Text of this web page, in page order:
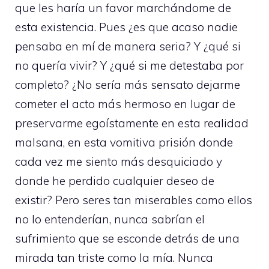
que les haría un favor marchándome de
esta existencia. Pues ¿es que acaso nadie
pensaba en mí de manera seria? Y ¿qué si
no quería vivir? Y ¿qué si me detestaba por
completo? ¿No sería más sensato dejarme
cometer el acto más hermoso en lugar de
preservarme egoístamente en esta realidad
malsana, en esta vomitiva prisión donde
cada vez me siento más desquiciado y
donde he perdido cualquier deseo de
existir? Pero seres tan miserables como ellos
no lo entenderían, nunca sabrían el
sufrimiento que se esconde detrás de una
mirada tan triste como la mía. Nunca